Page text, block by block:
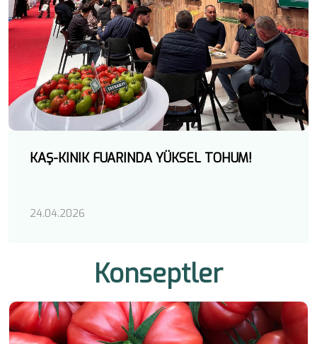
KAŞ-KINIK FUARINDA YÜKSEL TOHUM!
24.04.2026
Konseptler